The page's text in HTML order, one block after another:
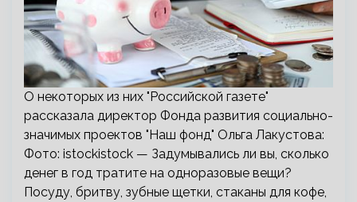
О некоторых из них "Российской газете"
рассказала директор Фонда развития социально-
значимых проектов "Наш фонд" Ольга Лакустова:
Фото: istockistock — Задумывались ли вы, сколько
денег в год тратите на одноразовые вещи?
Посуду, бритву, зубные щетки, стаканы для кофе,